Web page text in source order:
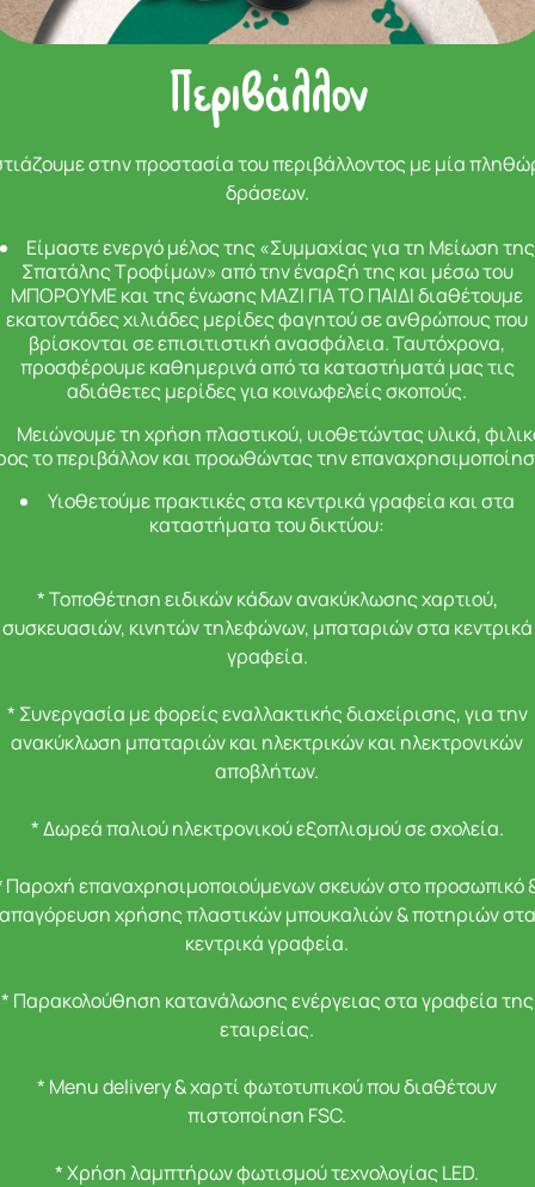
Περιβάλλον
στην προστασία του περιβάλλοντος με μία
δράσεων.
Είμαστε ενεργό μέλος της «Συμμαχίας για τη Μείωση της
Σπατάλης Τροφίμων» από την έναρξή της και μέσω του
ΜΠΟΡΟΥΜΕ και της ένωσης ΜΑΖΙ ΓΙΑ ΤΟ ΠΑΙΔΙ διαθέτουμε
εκατοντάδες χιλιάδες μερίδες φαγητού σε ανθρώπους που
βρίσκονται σε επισιτιστική ανασφάλεια. Ταυτόχρονα,
προσφέρουμε καθημερινά από τα καταστήματά μας τις
αδιάθετες μερίδες για κοινωφελείς σκοπούς.
Μειώνουμε τη χρήση πλαστικού, υιοθετώντας υλικά,
το περιβάλλον και προωθώντας την
Υιοθετούμε πρακτικές στα κεντρικά γραφεία και στα
καταστήματα του δικτύου:
* Τοποθέτηση ειδικών κάδων ανακύκλωσης χαρτιού,
συσκευασιών, κινητών τηλεφώνων, μπαταριών στα κεντρικά
γραφεία.
* Συνεργασία με φορείς εναλλακτικής διαχείρισης, για την
ανακύκλωση μπαταριών και ηλεκτρικών και ηλεκτρονικών
αποβλήτων.
* Δωρεά παλιού ηλεκτρονικού εξοπλισμού σε σχολεία.
Παροχή επαναχρησιμοποιούμενων σκευών στο προσωπικό
απαγόρευση χρήσης πλαστικών μπουκαλιών & ποτηριών στα
κεντρικά γραφεία.
* Παρακολούθηση κατανάλωσης ενέργειας στα γραφεία της
εταιρείας.
* Menu delivery & χαρτί φωτοτυπικού που διαθέτουν
πιστοποίηση FSC.
* Χρήση λαμπτήρων φωτισμού τεχνολογίας LED.